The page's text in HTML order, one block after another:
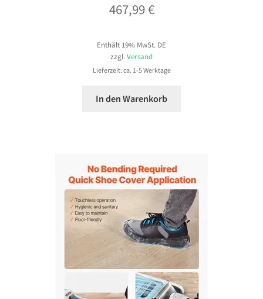
467,99€
Enthält 19% MwSt. DE
zzgl. Versand
Lieferzeit: ca. 1-5 Werktage
In den Warenkorb